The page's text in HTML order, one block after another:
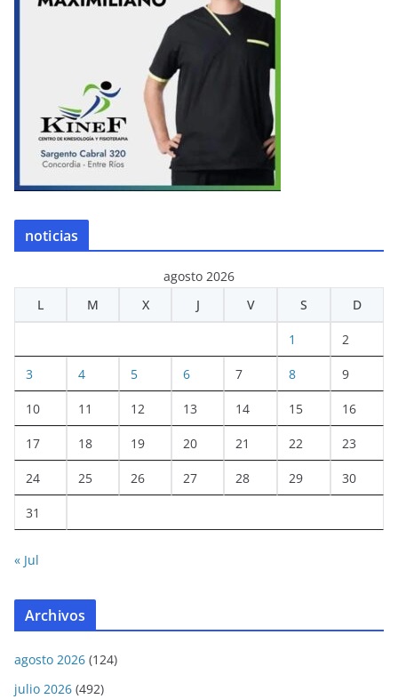
noticias
agosto 2026
L
M X J V S D
1 2
3 4 5 6 7 8 9
10 11 12 13 14 15 16
17 18 19 20 21 22 23
24 25 26 27 28 29 30
31
« Jul
Archivos
agosto 2026 (124)
julio 2026 (492)